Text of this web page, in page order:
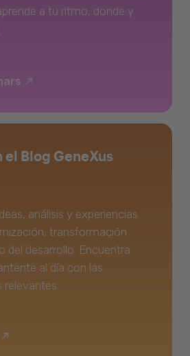
a tu ritmo, donde y
el Blog GeneXus
análisis y experiencias
transformación
del desarrollo. Encuentra
al día con las